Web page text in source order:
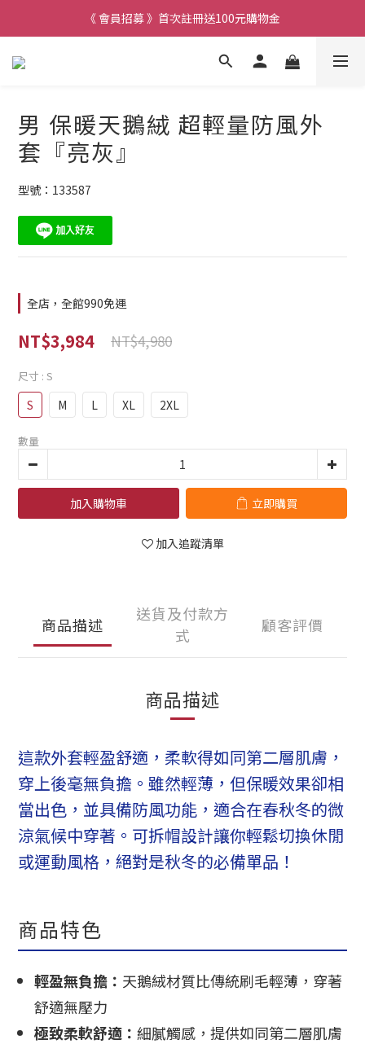
《 會員招募 》首次註冊送100元購物金
男 保暖天鵝絨 超輕量防風外
套『亮灰』
型號：133587
全店，全館990免運
NT$3,984 NT$4,980
尺寸 : S
S M L XL 2XL
數量
加入購物車 立即購買
加入追蹤清單
商品描述
送貨及付款方
式
顧客評價
商品描述
這款外套輕盈舒適，柔軟得如同第二層肌膚，
穿上後毫無負擔。雖然輕薄，但保暖效果卻相
當出色，並具備防風功能，適合在春秋冬的微
涼氣候中穿著。可拆帽設計讓你輕鬆切換休閒
或運動風格，絕對是秋冬的必備單品！
商品特色
輕盈無負擔： 天鵝絨材質比傳統刷毛輕薄，穿著
舒適無壓力
極致柔軟舒適： 細膩觸感，提供如同第二層肌膚